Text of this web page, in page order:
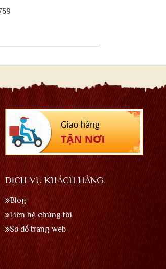
DỊCH VỤ KHÁCH HÀNG
Blog
Liên hệ chúng tôi
Sơ đồ trang web